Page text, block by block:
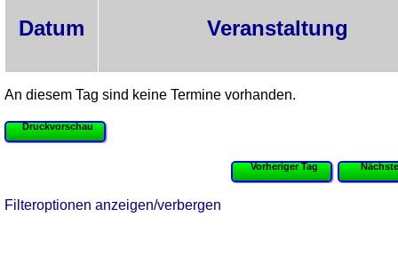
Datum Veranstaltung
An diesem Tag sind keine Termine vorhanden.
Druckvorschau
Vorheriger Tag
Filteroptionen anzeigen/verbergen